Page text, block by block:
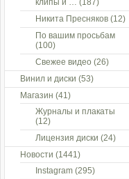
клипы и … (187)
Никита Пресняков (12)
По вашим просьбам
(100)
Свежее видео (26)
Винил и диски (53)
Магазин (41)
Журналы и плакаты
(12)
Лицензия диски (24)
Новости (1441)
Instagram (295)